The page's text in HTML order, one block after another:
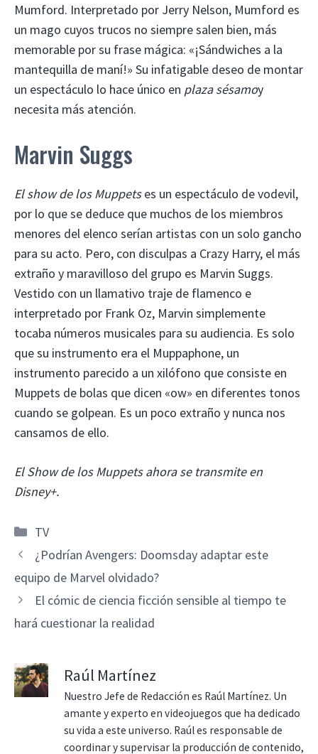
Mumford. Interpretado por Jerry Nelson, Mumford es
un mago cuyos trucos no siempre salen bien, más
memorable por su frase mágica: «¡Sándwiches a la
mantequilla de maní!» Su infatigable deseo de montar
un espectáculo lo hace único en plaza sésamoy
necesita más atención.
Marvin Suggs
El show de los Muppetses un espectáculo de vodevil,
por lo que se deduce que muchos de los miembros
menores del elenco serían artistas con un solo gancho
para su acto. Pero, con disculpas a Crazy Harry, el más
extraño y maravilloso del grupo es Marvin Suggs.
Vestido con un llamativo traje de flamenco e
interpretado por Frank Oz, Marvin simplemente
tocaba números musicales para su audiencia. Es solo
que su instrumento era el Muppaphone, un
instrumento parecido a un xilófono que consiste en
Muppets de bolas que dicen «ow» en diferentes tonos
cuando se golpean. Es un poco extraño y nunca nos
cansamos de ello.
El Show de los Muppets ahora se transmite en
Disney+.
Categorías
TV
¿Podrían Avengers: Doomsday adaptar este
equipo de Marvel olvidado?
El cómic de ciencia ficción sensible al tiempo te
hará cuestionar la realidad
Raúl Martínez
Nuestro Jefe de Redacción es Raúl Martínez. Un
amante y experto en videojuegos que ha dedicado
su vida a este universo. Raúl es responsable de
coordinar y supervisar la producción de contenido,